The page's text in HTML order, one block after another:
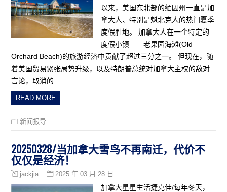
以来，美国东北部的缅因州一直是加
拿大人、特别是魁北克人的热门夏季
度假胜地。 加拿大人在一个特定的
度假小镇——老果园海滩(Old
Orchard Beach)的旅游经济中贡献了超过三分之一。 但现在，随
着美国贸易紧张局势升级，以及特朗普总统对加拿大主权的敌对
言论，取消的…
READ MORE
新闻报导
20250328/当加拿大雪鸟不再南迁，代价不
仅仅是经济！
jackjia 2025 年 03 月 28 日
加拿大星星生活捷克佳/每年冬天，